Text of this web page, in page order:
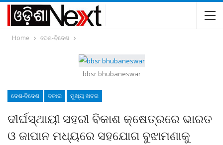
Home ଦେଶ-ବିଦେଶ
bbsr bhubaneswar
ଦେଶ-ବିଦେଶ ବଜାର ମୁଖ୍ୟ ଖବର
ଦୀର୍ଘସ୍ଥାୟୀ ସହରୀ ବିକାଶ କ୍ଷେତ୍ରରେ ଭାରତ
ଓ ଜାପାନ ମଧ୍ୟରେ ସହଯୋଗ ବୁଝାମଣାକୁ